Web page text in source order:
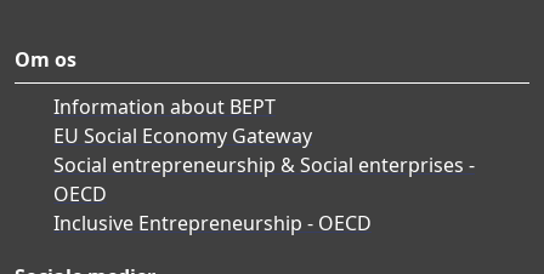
Om os
Information about BEPT
EU Social Economy Gateway
Social entrepreneurship & Social enterprises -
OECD
Inclusive Entrepreneurship - OECD